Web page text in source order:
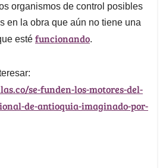
organismos de control posibles
en la obra que aún no tiene una
esté funcionando.
se-funden-los-motores-del-
de-antioquia-imaginado-por-